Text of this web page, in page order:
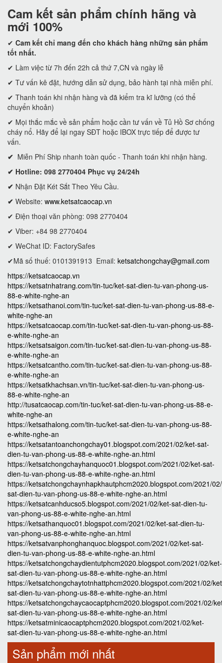
Cam kết sản phẩm chính hãng và
mới 100%
✔ Cam kết chỉ mang đến cho khách hàng những sản phẩm
tốt nhất.
✔ Làm việc từ 7h đến 22h cả thứ 7,CN và ngày lễ
✔ Tư vấn kê đặt, hướng dẫn sử dụng, bảo hành tại nhà miễn phí.
✔ Thanh toán khi nhận hàng và đã kiểm tra kĩ lưỡng (có thể
chuyển khoản)
✔ Mọi thắc mắc về sản phẩm hoặc cần tư vấn về Tủ Hồ Sơ chống
cháy nổ. Hãy để lại ngay SĐT hoặc IBOX trực tiếp để được tư
vấn.
✔ Miễn Phí Ship nhanh toàn quốc - Thanh toán khi nhận hàng.
✔ Hotline: 098 2770404 Phục vụ 24/24h
✔ Nhận Đặt Két Sắt Theo Yêu Cầu.
✔ Website: www.ketsatcaocap.vn
✔ Điện thoại văn phòng: 098 2770404
✔ Viber: +84 98 2770404
✔ WeChat ID: FactorySafes
✔Mã số thuế: 0101391913 Email: ketsatchongchay@gmail.com
https://ketsatcaocap.vn
https://ketsatnhatrang.com/tin-tuc/ket-sat-dien-tu-van-phong-us-
88-e-white-nghe-an
https://ketsathanoi.com/tin-tuc/ket-sat-dien-tu-van-phong-us-88-e-
white-nghe-an
https://ketsatcaocap.com/tin-tuc/ket-sat-dien-tu-van-phong-us-88-
e-white-nghe-an
https://ketsatsaigon.com/tin-tuc/ket-sat-dien-tu-van-phong-us-88-
e-white-nghe-an
https://ketsatcantho.com/tin-tuc/ket-sat-dien-tu-van-phong-us-88-
e-white-nghe-an
https://ketsatkhachsan.vn/tin-tuc/ket-sat-dien-tu-van-phong-us-
88-e-white-nghe-an
http://tusatcaocap.com/tin-tuc/ket-sat-dien-tu-van-phong-us-88-e-
white-nghe-an
https://ketsathalong.com/tin-tuc/ket-sat-dien-tu-van-phong-us-88-
e-white-nghe-an
https://ketsatantoanchongchay01.blogspot.com/2021/02/ket-sat-
dien-tu-van-phong-us-88-e-white-nghe-an.html
https://ketsatchongchayhanquoc01.blogspot.com/2021/02/ket-sat-
dien-tu-van-phong-us-88-e-white-nghe-an.html
https://ketsatchongchaynhapkhautphcm2020.blogspot.com/2021/
sat-dien-tu-van-phong-us-88-e-white-nghe-an.html
https://ketsatcanhducso5.blogspot.com/2021/02/ket-sat-dien-tu-
van-phong-us-88-e-white-nghe-an.html
https://ketsathanquoc01.blogspot.com/2021/02/ket-sat-dien-tu-
van-phong-us-88-e-white-nghe-an.html
https://ketsatvanphonghanquoc.blogspot.com/2021/02/ket-sat-
dien-tu-van-phong-us-88-e-white-nghe-an.html
https://ketsatchongchaydientutphcm2020.blogspot.com/2021/02/ket-
sat-dien-tu-van-phong-us-88-e-white-nghe-an.html
https://ketsatchongchaytotnhattphcm2020.blogspot.com/2021/02/
sat-dien-tu-van-phong-us-88-e-white-nghe-an.html
https://ketsatchongchaycaocaptphcm2020.blogspot.com/2021/02/
sat-dien-tu-van-phong-us-88-e-white-nghe-an.html
https://ketsatminicaocaptphcm2020.blogspot.com/2021/02/ket-
sat-dien-tu-van-phong-us-88-e-white-nghe-an.html
Sản phẩm mới nhất